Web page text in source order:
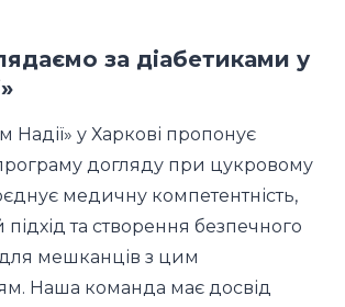
за діабетиками у
Надії» у Харкові пропонує
догляду при цукровому
медичну компетентність,
підхід та створення безпечного
мешканців з цим
Наша команда має досвід